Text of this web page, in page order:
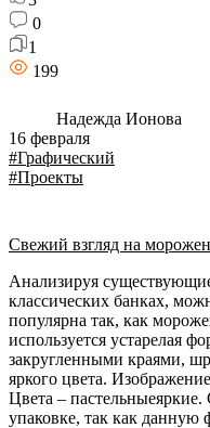
0
1
199
Надежда Ионова
16 февраля
#Графический
#Проекты
Свежий взгляд на
Анализируя
классических банках,
популярна так, как
используется устарелая
закругленными краями,
яркого цвета.
Цвета –
упаковке, так как